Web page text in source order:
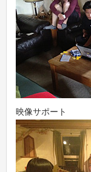
映像サポート